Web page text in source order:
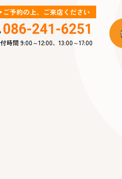
時間 9:00～12:00、13:00～17:00